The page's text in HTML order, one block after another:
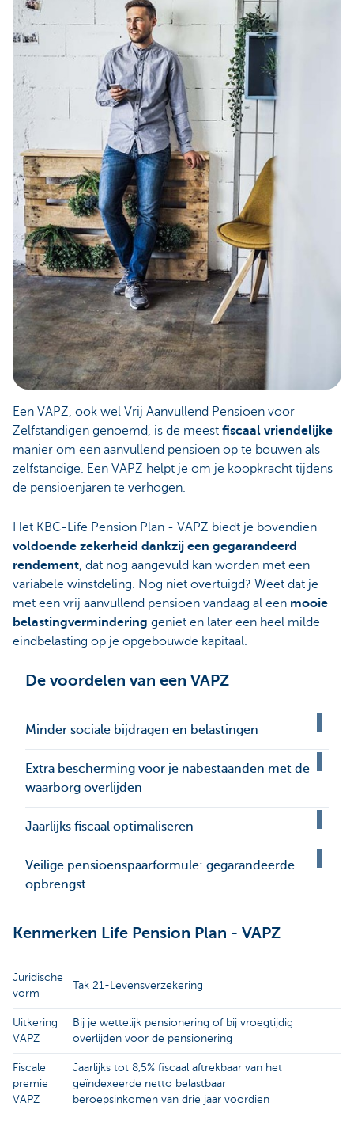
Een VAPZ, ook wel Vrij Aanvullend Pensioen voor
Zelfstandigen genoemd, is de meest fiscaal vriendelijke
manier om een aanvullend pensioen op te bouwen als
zelfstandige. Een VAPZ helpt je om je koopkracht tijdens
de pensioenjaren te verhogen.
Het KBC-Life Pension Plan - VAPZ biedt je bovendien
voldoende zekerheid dankzij een gegarandeerd
rendement, dat nog aangevuld kan worden met een
variabele winstdeling. Nog niet overtuigd? Weet dat je
met een vrij aanvullend pensioen vandaag al een mooie
belastingvermindering geniet en later een heel milde
eindbelasting op je opgebouwde kapitaal.
De voordelen van een VAPZ
Minder sociale bijdragen en belastingen
Extra bescherming voor je nabestaanden met de
waarborg overlijden
Jaarlijks fiscaal optimaliseren
Veilige pensioenspaarformule: gegarandeerde
opbrengst
Kenmerken Life Pension Plan - VAPZ
Juridische
vorm
Tak 21-Levensverzekering
Uitkering
VAPZ
Bij je wettelijk pensionering of bij vroegtijdig
overlijden voor de pensionering
Fiscale
premie
VAPZ
Jaarlijks tot 8,5% fiscaal aftrekbaar van het
geïndexeerde netto belastbaar
beroepsinkomen van drie jaar voordien